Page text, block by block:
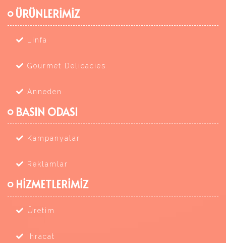
ÜRÜNLERİMİZ
Linfa
Gourmet Delicacies
Anneden
BASIN ODASI
Kampanyalar
Reklamlar
HİZMETLERİMİZ
Üretim
İhracat